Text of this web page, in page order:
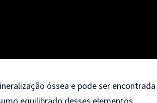
óssea e pode ser encontrada